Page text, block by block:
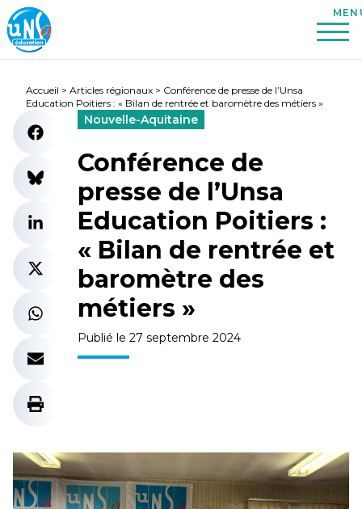
Accueil > Articles régionaux > Conférence de presse de l’Unsa
Education Poitiers : « Bilan de rentrée et baromètre des métiers »
Nouvelle-Aquitaine
Conférence de
presse de l’Unsa
Education Poitiers :
« Bilan de rentrée et
baromètre des
métiers »
Publié le 27 septembre 2024